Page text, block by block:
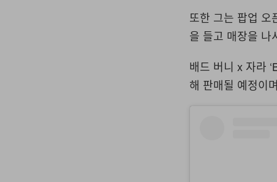
또한 그는 팝업 오
을 들고 매장을 나
배드 버니 x 자라
해 판매될 예정이며